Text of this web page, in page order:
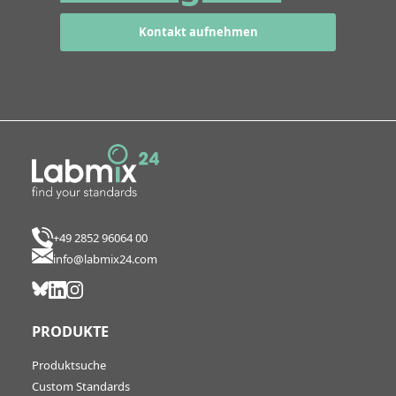
Kontakt aufnehmen
+49 2852 96064 00
info@labmix24.com
PRODUKTE
Produktsuche
Custom Standards